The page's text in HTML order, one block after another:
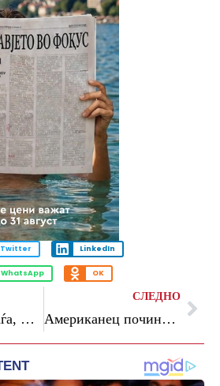
Twitter LinkedIn
WhatsApp OK
ЗНАМ се распаѓа, Левица ја презема нивната улога, велат од СДСМ
СЛЕДНО
Американец почина од хантавирус: „Изворот на инфекцијата сè уште се истражува“